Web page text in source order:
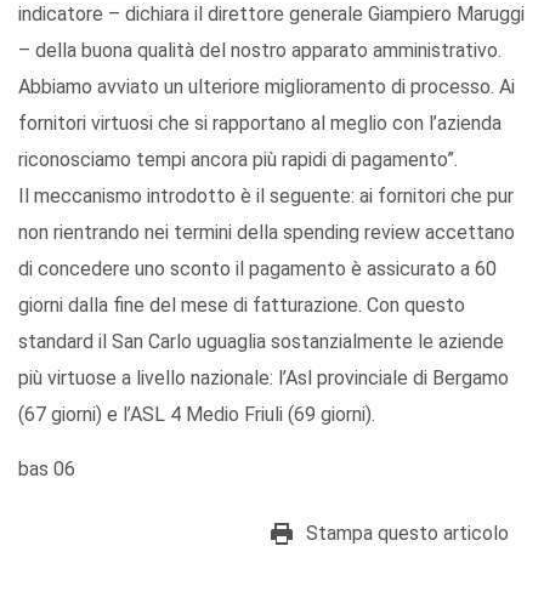
indicatore – dichiara il direttore generale Giampiero Maruggi
– della buona qualità del nostro apparato amministrativo.
Abbiamo avviato un ulteriore miglioramento di processo. Ai
fornitori virtuosi che si rapportano al meglio con l’azienda
riconosciamo tempi ancora più rapidi di pagamento”.
Il meccanismo introdotto è il seguente: ai fornitori che pur
non rientrando nei termini della spending review accettano
di concedere uno sconto il pagamento è assicurato a 60
giorni dalla fine del mese di fatturazione. Con questo
standard il San Carlo uguaglia sostanzialmente le aziende
più virtuose a livello nazionale: l’Asl provinciale di Bergamo
(67 giorni) e l’ASL 4 Medio Friuli (69 giorni).
bas 06
Stampa questo articolo